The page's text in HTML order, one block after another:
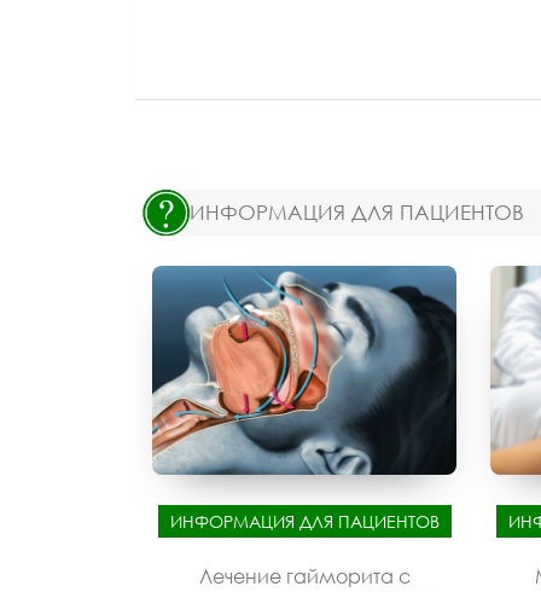
ИНФОРМАЦИЯ ДЛЯ ПАЦИЕНТОВ
ИНФОРМАЦИЯ ДЛЯ ПАЦИЕНТОВ
Лечение гайморита с